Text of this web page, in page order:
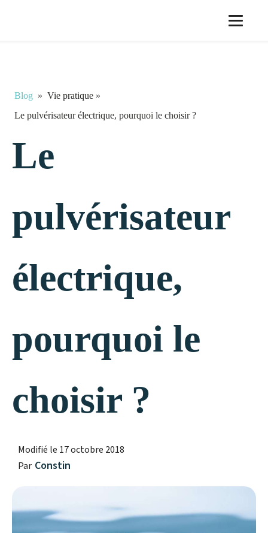
Blog » Vie pratique »
Le pulvérisateur électrique, pourquoi le choisir ?
Le
pulvérisateur
électrique,
pourquoi le
choisir ?
Modifié le 17 octobre 2018
Par Constin